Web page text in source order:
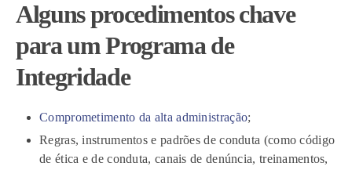
Alguns procedimentos chave
para um Programa de
Integridade
Comprometimento da alta administração;
Regras, instrumentos e padrões de conduta (como código
de ética e de conduta, canais de denúncia, treinamentos,